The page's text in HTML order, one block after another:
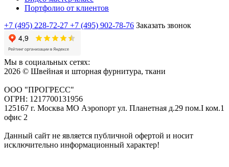
Портфолио от клиентов
+7 (495) 228-72-27 +7 (495) 902-78-76 Заказать звонок
Мы в социальных сетях:
2026 © Швейная и шторная фурнитура, ткани
ООО "ПРОГРЕСС"
ОГРН: 1217700131956
125167 г. Москва МО Аэропорт ул. Планетная д.29 пом.I ком.1
офис 2
Данный сайт не является публичной офертой и носит
исключительно информационный характер!